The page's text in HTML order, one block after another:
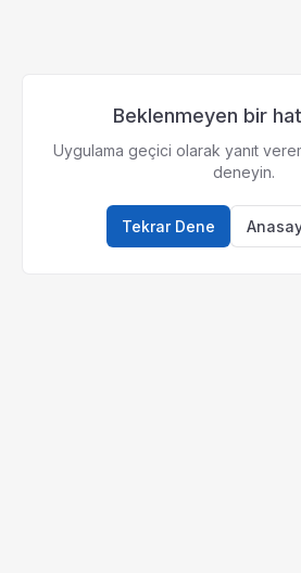
Beklenmeyen bir
Uygulama geçici olarak yanıt
deneyin.
Tekrar Dene